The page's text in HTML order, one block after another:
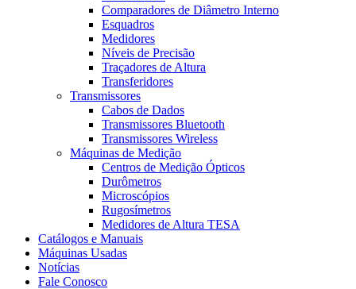
Comparadores de Diâmetro Interno
Esquadros
Medidores
Níveis de Precisão
Traçadores de Altura
Transferidores
Transmissores
Cabos de Dados
Transmissores Bluetooth
Transmissores Wireless
Máquinas de Medição
Centros de Medição Ópticos
Durômetros
Microscópios
Rugosímetros
Medidores de Altura TESA
Catálogos e Manuais
Máquinas Usadas
Notícias
Fale Conosco